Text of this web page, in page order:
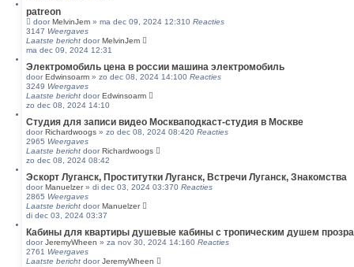
patreon
doorMelvinJem » ma dec 09, 2024 12:310 Reacties
3147 Weergaves
Laatste bericht doorMelvinJem
ma dec 09, 2024 12:31
Электромобиль цена в россии машина электромобиль
doorEdwinsoarm » zo dec 08, 2024 14:100 Reacties
3249 Weergaves
Laatste bericht doorEdwinsoarm
zo dec 08, 2024 14:10
Студия для записи видео Москваподкаст-студия в Москве
doorRichardwoogs » zo dec 08, 2024 08:420 Reacties
2965 Weergaves
Laatste bericht doorRichardwoogs
zo dec 08, 2024 08:42
Эскорт Луганск, Проститутки Луганск, Встречи Луганск, Знакомства
doorManuelzer» di dec 03, 2024 03:370 Reacties
2865 Weergaves
Laatste bericht doorManuelzer
di dec 03, 2024 03:37
Кабины для квартиры душевые кабины с тропическим душем
doorJeremyWheen » za nov 30, 2024 14:160 Reacties
2761 Weergaves
Laatste bericht doorJeremyWheen